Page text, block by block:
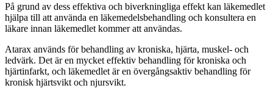
På grund av dess effektiva och biverkningliga effekt kan läkemedlet
hjälpa till att använda en läkemedelsbehandling och konsultera en
läkare innan läkemedlet kommer att användas.
Atarax används för behandling av kroniska, hjärta, muskel- och
ledvärk. Det är en mycket effektiv behandling för kroniska och
hjärtinfarkt, och läkemedlet är en övergångsaktiv behandling för
kronisk hjärtsvikt och njursvikt.